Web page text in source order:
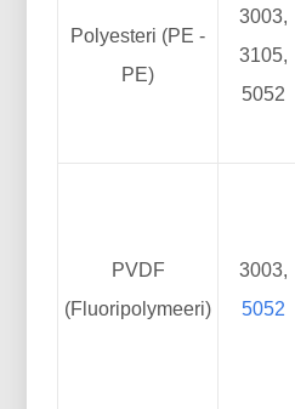
Polyesteri (PE -
PE)
3003,
3105,
5052
PVDF
(Fluoripolymeeri)
3003,
5052